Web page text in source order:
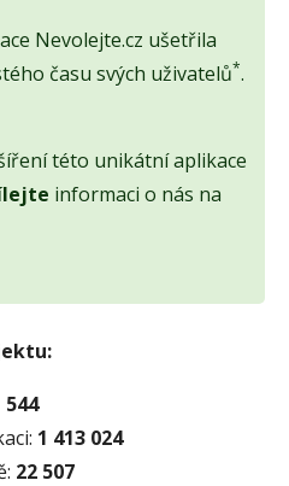
Nevolejte.cz ušetřila
času svých uživatelů*.
této unikátní aplikace
informaci o nás na
544
1 413 024
22 507